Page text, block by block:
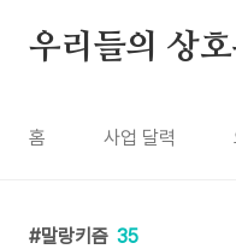
우리들의 상
홈 사업 달력
말랑키즘 35